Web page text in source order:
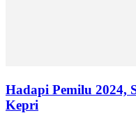
Hadapi Pemilu 2024,
Kepri